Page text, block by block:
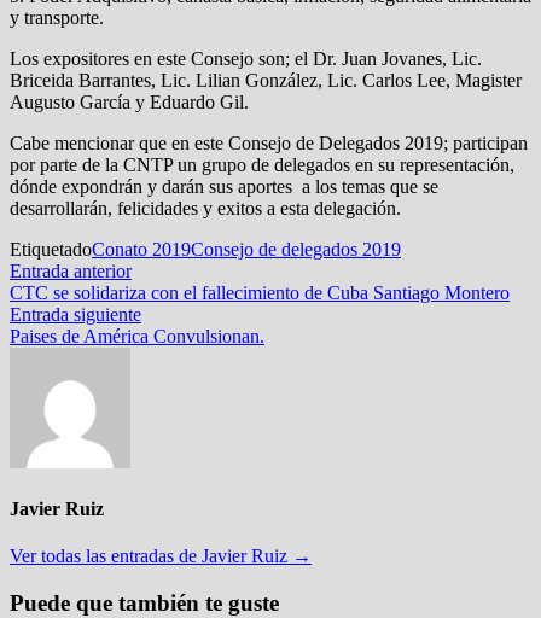
y transporte.
Los expositores en este Consejo son; el Dr. Juan Jovanes, Lic.
Briceida Barrantes, Lic. Lilian González, Lic. Carlos Lee, Magister
Augusto García y Eduardo Gil.
Cabe mencionar que en este Consejo de Delegados 2019; participan
por parte de la CNTP un grupo de delegados en su representación,
dónde expondrán y darán sus aportes a los temas que se
desarrollarán, felicidades y exitos a esta delegación.
EtiquetadoConato 2019Consejo de delegados 2019
Navegación
de
entradas
Entrada anteriorEntrada
anterior:
CTC se solidariza con el fallecimiento de Cuba Santiago Montero
Entrada siguienteEntrada
siguiente:
Paises de América Convulsionan.
Javier Ruiz
Ver todas las entradas de Javier Ruiz →
Puede que también te guste